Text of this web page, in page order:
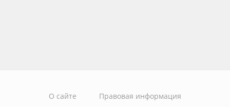
О сайте
Правовая информация